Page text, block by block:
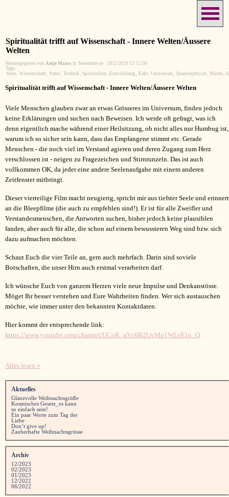
Spiritualität trifft auf Wissenschaft - Innere Welten/Äussere
Welten
Herausgegeben von Antje Maass in Seelenmovie · 20/2/2020 12:12:00
Tags:
Seele, Wissenschaft , Natur, Technik , Spiritualität , Entwicklung , Erde, Universum, Quantenphysik , Heilen ,
Spiritualität trifft auf Wissenschaft - Innere Welten/Äussere Welten
Viele Menschen glauben zwar an etwas Grösseres im Universum, finden jedoch
keine Erklärungen und suchen nach Beweisen. Ich werde oft gefragt, was ich
denn eigentlich mache während einer Heilsitzung, ob nicht alles nur Humbug ist,
warum ich so sicher sein kann, dass das Empfangene stimmt etc. Gerade
Menschen - die noch viel im Verstand agieren und deren Zugang zum Herz
verschlossen ist - neigen zu Fragezeichen und Stirnrunzeln. Das ist auch
vollkommen OK, da jeder eine andere Seelenaufgabe mit einem anderen
Zeitfenster mitbringt.
Dieser vierteilige Film macht neugierig, spricht mir aus tiefster Seele und erinnert
an die Bleepfilme (die auch zu empfehlen sind!). Er ist für alle Zweifler und
Verstandesmenschen, die Antworten suchen, bisher jedoch keine plausiblen
fanden, aber auch für alle, die schon auf einem bewussteren Weg sind bzw. sich
dazu aufmachen möchten.
Schaut Euch die vier Teile an, gern auch mehrfach. Darin sind soviele
Botschaften, die unser Hirn auch erstmal verarbeiten darf.
Ich wünsche Euch von ganzem Herzen viele neue Impulse und Denkanstösse.
Möget Ihr besser verstehen und Eure Wahrheiten finden. Wer sich austauschen
möchte, wie immer unter den bekannten Kontaktdaten.
Hier kommt der entsprechende link:
https://www.youtube.com/channel/UCoR_nVc6B2UvMp1WLeF1n_Q
Alles lesen »
Aktuelles
Glanzvolle Weihnachtsgrüße
Kosmisches Gesetz_es kann
so einfach sein!
Ein paar Worte zum Tag der
Liebe
Don’t give up!
Zauberhafte Weihnachtsgrüsse
Archiv
12/2023
02/2023
01/2023
12/2022
06/2022